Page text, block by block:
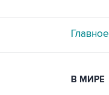
Главное
В МИРЕ